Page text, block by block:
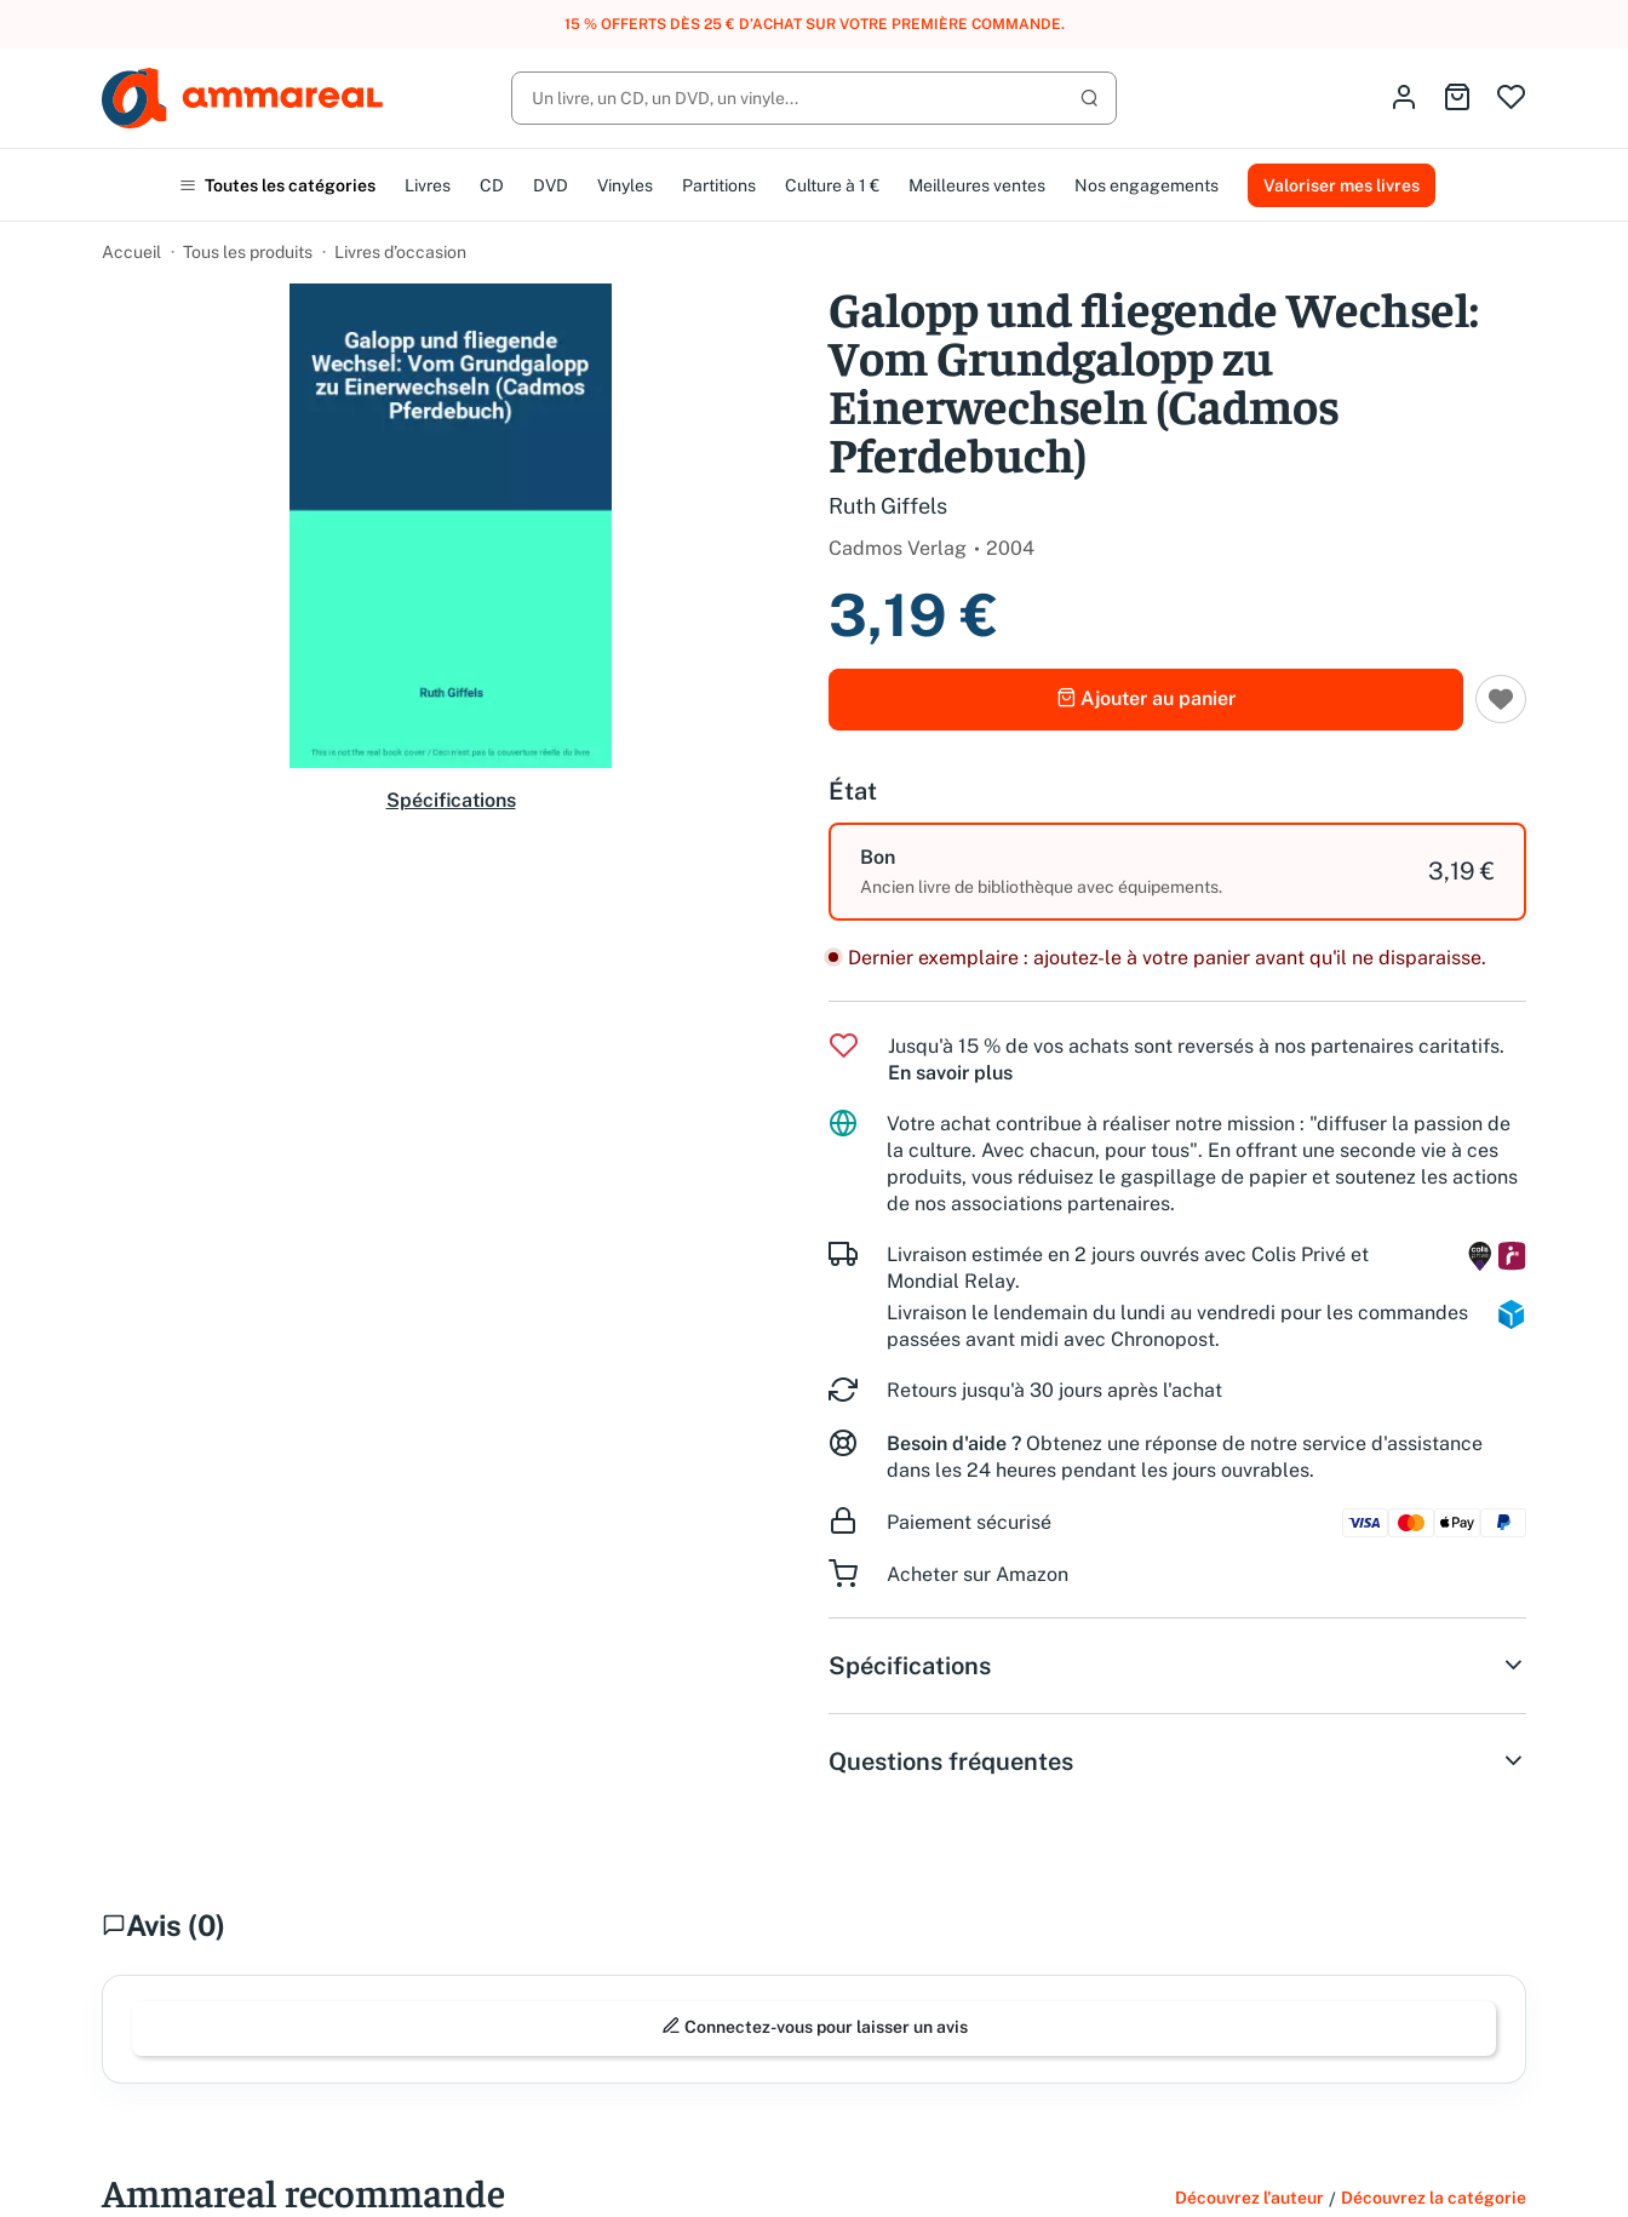
UN ACHAT, DES POINTS, DES RÉCOMPENSES :REJOIGNEZ GRATUITEMENT LE CLUB AMMAREAL.
Lancer la recherche
Identifiez-vousAller au panier
Toutes les catégories Livres CD DVD Vinyles Partitions Culture à 1 € Meilleures ventes Nos engagements Valoriser mes livres
Accueil Tous les produits Livres d’occasion
Spécifications
Galopp und fliegende Wechsel:
Vom Grundgalopp zu
Einerwechseln (Cadmos
Pferdebuch)
Ruth Giffels
Cadmos Verlag 2004
3,19 €
Ajouter au panier
État
Bon
Ancien livre de bibliothèque avec équipements.
3,19 €
Dernier exemplaire : ajoutez-le à votre panier avant qu'il ne disparaisse.
Jusqu'à 15 % de vos achats sont reversés à nos partenaires caritatifs.
En savoir plus
Votre achat contribue à réaliser notre mission : "diffuser la passion de
la culture. Avec chacun, pour tous". En offrant une seconde vie à ces
produits, vous réduisez le gaspillage de papier et soutenez les actions
de nos associations partenaires.
Livraison estimée en 2 jours ouvrés avec Colis Privé et
Mondial Relay.
Livraison le lendemain du lundi au vendredi pour les commandes
passées avant midi avec Chronopost.
Retours jusqu'à 30 jours après l'achat
Besoin d'aide ? Obtenez une réponse de notre service d'assistance
dans les 24 heures pendant les jours ouvrables.
Paiement sécurisé
Acheter sur Amazon
Spécifications
Questions fréquentes
Avis (0)
Connectez-vous pour laisser un avis
Ammareal recommande Découvrez l'auteur / Découvrez la catégorie